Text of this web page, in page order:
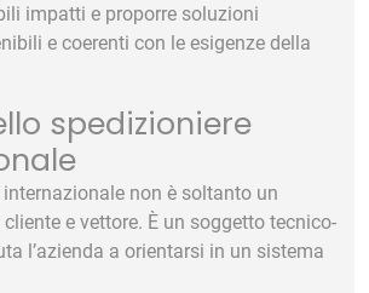
impatti e proporre soluzioni
e coerenti con le esigenze della
spedizioniere
non è soltanto un
e vettore. È un soggetto tecnico-
l’azienda a orientarsi in un sistema